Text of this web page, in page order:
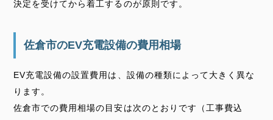
決定を受けてから着工するのが原則です。
佐倉市のEV充電設備の費用相場
EV充電設備の設置費用は、設備の種類によって大きく異な
ります。
佐倉市での費用相場の目安は次のとおりです（工事費込